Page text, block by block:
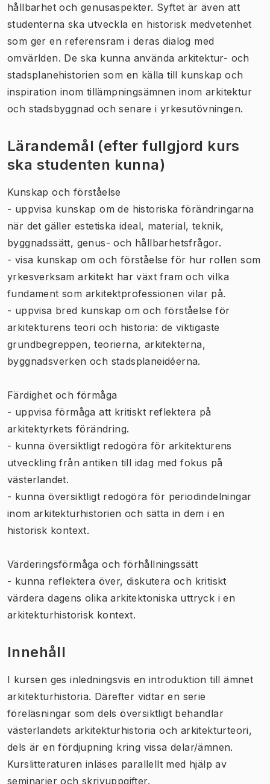
hållbarhet och genusaspekter. Syftet är även att
studenterna ska utveckla en historisk medvetenhet
som ger en referensram i deras dialog med
omvärlden. De ska kunna använda arkitektur- och
stadsplanehistorien som en källa till kunskap och
inspiration inom tillämpningsämnen inom arkitektur
och stadsbyggnad och senare i yrkesutövningen.
Lärandemål (efter fullgjord kurs
ska studenten kunna)
Kunskap och förståelse
- uppvisa kunskap om de historiska förändringarna
när det gäller estetiska ideal, material, teknik,
byggnadssätt, genus- och hållbarhetsfrågor.
- visa kunskap om och förståelse för hur rollen som
yrkesverksam arkitekt har växt fram och vilka
fundament som arkitektprofessionen vilar på.
- uppvisa bred kunskap om och förståelse för
arkitekturens teori och historia: de viktigaste
grundbegreppen, teorierna, arkitekterna,
byggnadsverken och stadsplaneidéerna.
Färdighet och förmåga
- uppvisa förmåga att kritiskt reflektera på
arkitektyrkets förändring.
- kunna översiktligt redogöra för arkitekturens
utveckling från antiken till idag med fokus på
västerlandet.
- kunna översiktligt redogöra för periodindelningar
inom arkitekturhistorien och sätta in dem i en
historisk kontext.
Värderingsförmåga och förhållningssätt
- kunna reflektera över, diskutera och kritiskt
värdera dagens olika arkitektoniska uttryck i en
arkitekturhistorisk kontext.
Innehåll
I kursen ges inledningsvis en introduktion till ämnet
arkitekturhistoria. Därefter vidtar en serie
föreläsningar som dels översiktligt behandlar
västerlandets arkitekturhistoria och arkitekturteori,
dels är en fördjupning kring vissa delar/ämnen.
Kurslitteraturen inläses parallellt med hjälp av
seminarier och skrivuppgifter.